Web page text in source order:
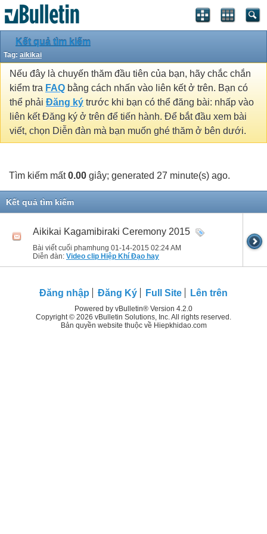
Kết quả tìm kiếm
Tag: aikikai
Nếu đây là chuyến thăm đầu tiên của bạn, hãy chắc chắn
kiểm tra FAQ bằng cách nhấn vào liên kết ở trên. Bạn có
thể phải Đăng ký trước khi bạn có thể đăng bài: nhấp vào
liên kết Đăng ký ở trên để tiến hành. Để bắt đầu xem bài
viết, chọn Diễn đàn mà bạn muốn ghé thăm ở bên dưới.
Tìm kiếm mất0.00 giây; generated 27 minute(s) ago.
Kết quả tìm kiếm
Aikikai Kagamibiraki Ceremony 2015
Bài viết cuối phamhung 01-14-2015 02:24 AM
Diễn đàn: Video clip Hiệp Khí Đạo hay
Đăng nhập Đăng Ký Full Site Lên trên
Powered by vBulletin® Version 4.2.0
Copyright © 2026 vBulletin Solutions, Inc. All rights reserved.
Bản quyền website thuộc về Hiepkhidao.com